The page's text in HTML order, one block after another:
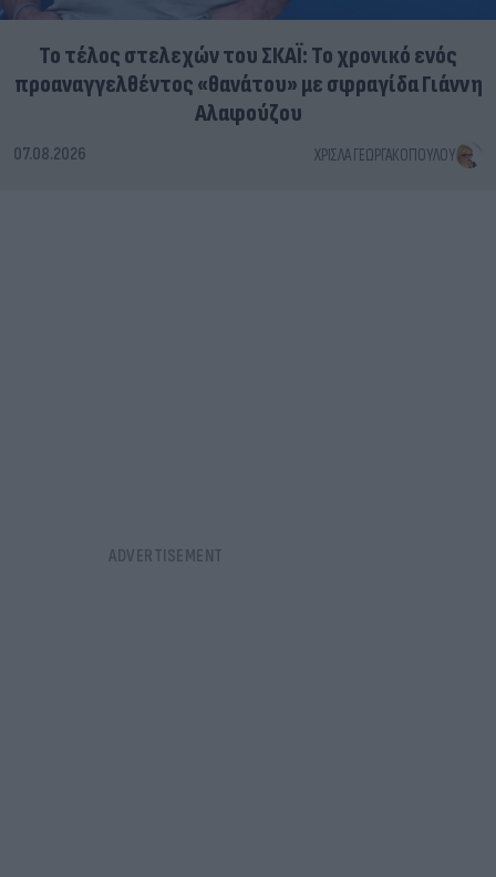
Το τέλος στελεχών του ΣΚΑΪ: Το χρονικό ενός
προαναγγελθέντος «θανάτου» με σφραγίδα Γιάννη
Αλαφούζου
07.08.2026 ΧΡΊΣΛΑ ΓΕΩΡΓΑΚΟΠΟΎΛΟΥ